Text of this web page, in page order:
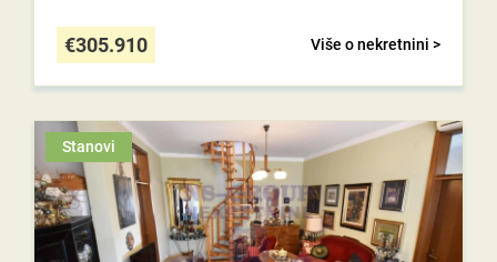
Više o nekretnini >
€305.910
Stanovi